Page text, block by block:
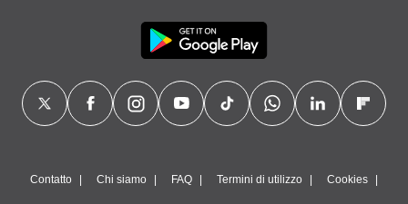
Contatto Chi siamo FAQ Termini di utilizzo Cookies